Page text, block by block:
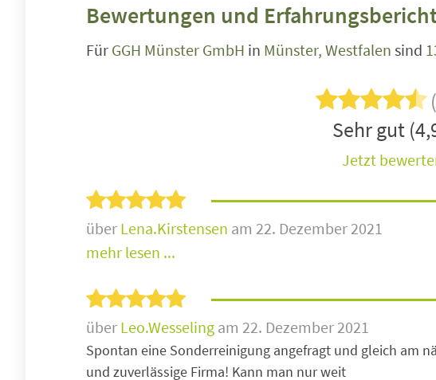
Bewertungen und
Für GGH Münster GmbH in Münster, Westfalen sind
Sehr gut
Jetzt
über Lena.Kirstensen am 22. Dezember 2021
mehr lesen ...
über Leo.Wesseling am 22. Dezember 2021
Spontan eine Sonderreinigung angefragt und gleich am
und zuverlässige Firma! Kann man nur weit